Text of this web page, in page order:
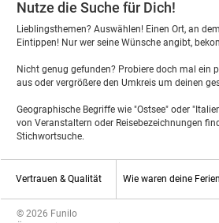
Nutze die Suche für Dich!
Lieblingsthemen? Auswählen! Einen Ort, an
Eintippen! Nur wer seine Wünsche angibt,
Nicht genug gefunden? Probiere doch mal ein
aus oder vergrößere den Umkreis um deinen
Geographische Begriffe wie "Ostsee" oder
von Veranstaltern oder Reisebezeichnungen
Stichwortsuche.
Vertrauen & Qualität Wie waren deine
© 2026 Funilo